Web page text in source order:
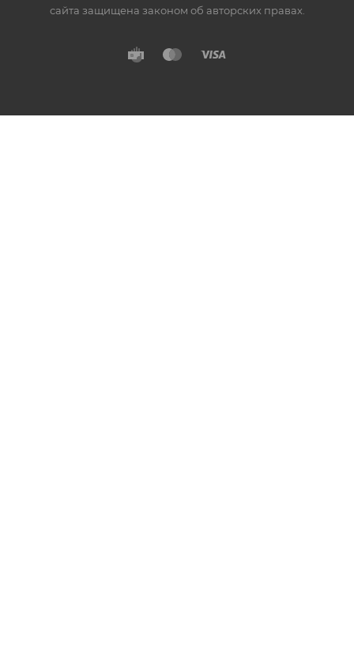
сайта защищена законом об авторских правах.